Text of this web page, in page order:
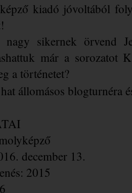
kiadó jóvoltából
nagy sikernek örvend
már a sorozatot
a történetet?
állomásos blogturnéra
december 13.
2015